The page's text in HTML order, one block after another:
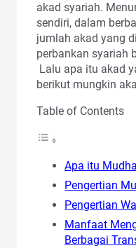
akad syariah.
sendiri, dalam
jumlah akad yang
perbankan syariah
Lalu apa itu akad
berikut mungkin
Table of Contents
Apa itu
Pengertian
Pengertian
Manfaat
Berbagai